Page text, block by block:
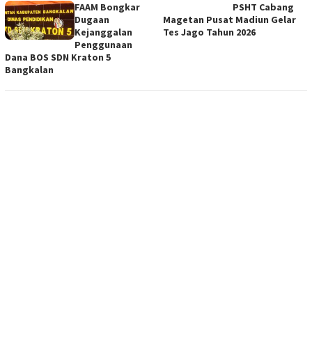
FAAM Bongkar
Dugaan
Kejanggalan
Penggunaan
Dana BOS SDN Kraton 5
Bangkalan
PSHT Cabang
Magetan Pusat Madiun Gelar
Tes Jago Tahun 2026